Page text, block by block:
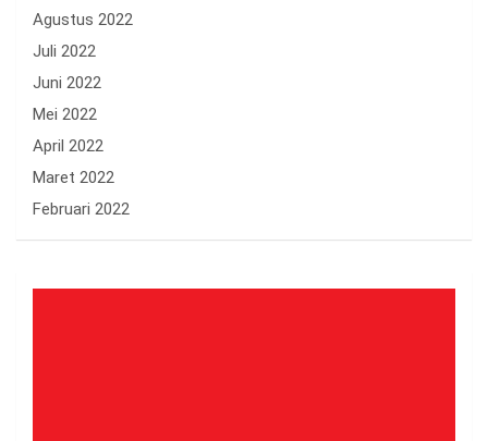
Agustus 2022
Juli 2022
Juni 2022
Mei 2022
April 2022
Maret 2022
Februari 2022